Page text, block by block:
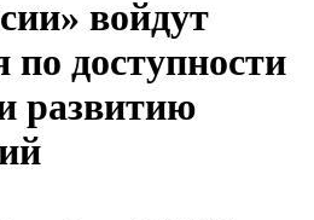
войдут
по доступности
развитию